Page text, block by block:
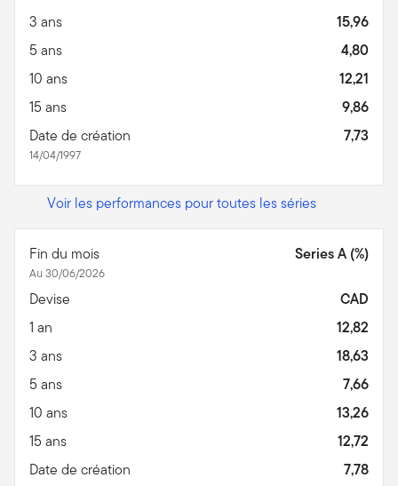
3 ans
15,96
5 ans
4,80
10 ans
12,21
15 ans
9,86
Date de création
14/04/1997
7,73
Voir les performances pour toutes les séries
Fin du mois
Au 30/06/2026
Series A (%)
Devise
CAD
1 an
12,82
3 ans
18,63
5 ans
7,66
10 ans
13,26
15 ans
12,72
Date de création
7,78